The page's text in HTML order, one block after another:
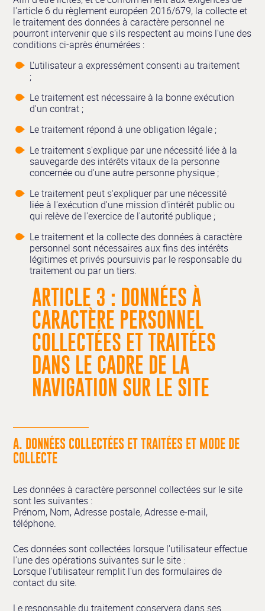
l'article 6 du règlement européen 2016/679, la collecte et
le traitement des données à caractère personnel ne
pourront intervenir que s'ils respectent au moins l'une des
conditions ci-après énumérées :
L'utilisateur a expressément consenti au traitement
;
Le traitement est nécessaire à la bonne exécution
d'un contrat ;
Le traitement répond à une obligation légale ;
Le traitement s'explique par une nécessité liée à la
sauvegarde des intérêts vitaux de la personne
concernée ou d'une autre personne physique ;
Le traitement peut s'expliquer par une nécessité
liée à l'exécution d'une mission d'intérêt public ou
qui relève de l'exercice de l'autorité publique ;
Le traitement et la collecte des données à caractère
personnel sont nécessaires aux fins des intérêts
légitimes et privés poursuivis par le responsable du
traitement ou par un tiers.
ARTICLE 3 : DONNÉES À
CARACTÈRE PERSONNEL
COLLECTÉES ET TRAITÉES
DANS LE CADRE DE LA
NAVIGATION SUR LE SITE
A. DONNÉES COLLECTÉES ET TRAITÉES ET MODE DE
COLLECTE
Les données à caractère personnel collectées sur le site
sont les suivantes :
Prénom, Nom, Adresse postale, Adresse e-mail,
téléphone.
Ces données sont collectées lorsque l'utilisateur effectue
l'une des opérations suivantes sur le site :
Lorsque l'utilisateur remplit l'un des formulaires de
contact du site.
Le responsable du traitement conservera dans ses